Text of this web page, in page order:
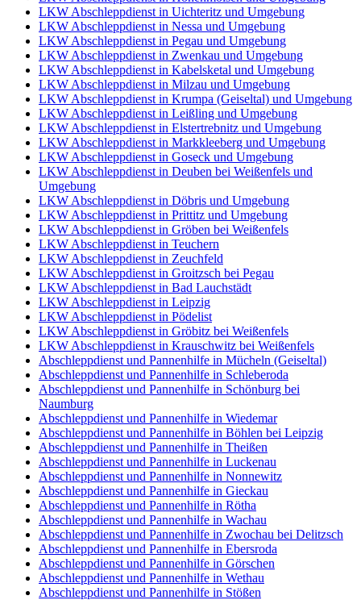
LKW Abschleppdienst in Uichteritz und Umgebung
LKW Abschleppdienst in Nessa und Umgebung
LKW Abschleppdienst in Pegau und Umgebung
LKW Abschleppdienst in Zwenkau und Umgebung
LKW Abschleppdienst in Kabelsketal und Umgebung
LKW Abschleppdienst in Milzau und Umgebung
LKW Abschleppdienst in Krumpa (Geiseltal) und Umgebung
LKW Abschleppdienst in Leißling und Umgebung
LKW Abschleppdienst in Elstertrebnitz und Umgebung
LKW Abschleppdienst in Markkleeberg und Umgebung
LKW Abschleppdienst in Goseck und Umgebung
LKW Abschleppdienst in Deuben bei Weißenfels und
Umgebung
LKW Abschleppdienst in Döbris und Umgebung
LKW Abschleppdienst in Prittitz und Umgebung
LKW Abschleppdienst in Gröben bei Weißenfels
LKW Abschleppdienst in Teuchern
LKW Abschleppdienst in Zeuchfeld
LKW Abschleppdienst in Groitzsch bei Pegau
LKW Abschleppdienst in Bad Lauchstädt
LKW Abschleppdienst in Leipzig
LKW Abschleppdienst in Pödelist
LKW Abschleppdienst in Gröbitz bei Weißenfels
LKW Abschleppdienst in Krauschwitz bei Weißenfels
Abschleppdienst und Pannenhilfe in Mücheln (Geiseltal)
Abschleppdienst und Pannenhilfe in Schleberoda
Abschleppdienst und Pannenhilfe in Schönburg bei
Naumburg
Abschleppdienst und Pannenhilfe in Wiedemar
Abschleppdienst und Pannenhilfe in Böhlen bei Leipzig
Abschleppdienst und Pannenhilfe in Theißen
Abschleppdienst und Pannenhilfe in Luckenau
Abschleppdienst und Pannenhilfe in Nonnewitz
Abschleppdienst und Pannenhilfe in Gieckau
Abschleppdienst und Pannenhilfe in Rötha
Abschleppdienst und Pannenhilfe in Wachau
Abschleppdienst und Pannenhilfe in Zwochau bei Delitzsch
Abschleppdienst und Pannenhilfe in Ebersroda
Abschleppdienst und Pannenhilfe in Görschen
Abschleppdienst und Pannenhilfe in Wethau
Abschleppdienst und Pannenhilfe in Stößen